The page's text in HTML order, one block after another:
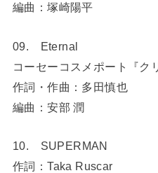
編曲：塚崎陽平
09. Eternal
コーセーコスメポート『ク
作詞・作曲：多田慎也
編曲：安部 潤
10. SUPERMAN
作詞：Taka Ruscar